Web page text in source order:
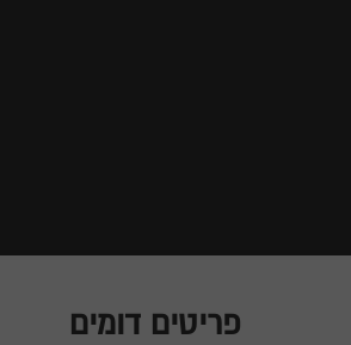
פריטים דומים